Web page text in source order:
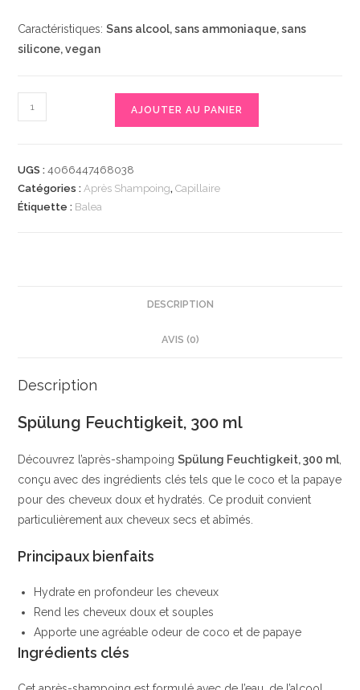
Caractéristiques:Sans alcool, sans ammoniaque, sans
silicone, vegan
de
ml
et
|
sans
alcool,
ammoniaque
ni
|
AJOUTER AU PANIER
UGS :4066447468038
Catégories :Après Shampoing,Capillaire
Étiquette : Balea
DESCRIPTION
AVIS (0)
Description
Spülung Feuchtigkeit, 300 ml
Découvrez l’après-shampoingSpülung Feuchtigkeit, 300 ml
conçu avec des ingrédients clés tels que le coco et la papaye
pour des cheveux doux et hydratés. Ce produit convient
particulièrement aux cheveux secs et abîmés.
Principaux bienfaits
Hydrate en profondeur les cheveux
Rend les cheveux doux et souples
Apporte une agréable odeur de coco et de papaye
Ingrédients clés